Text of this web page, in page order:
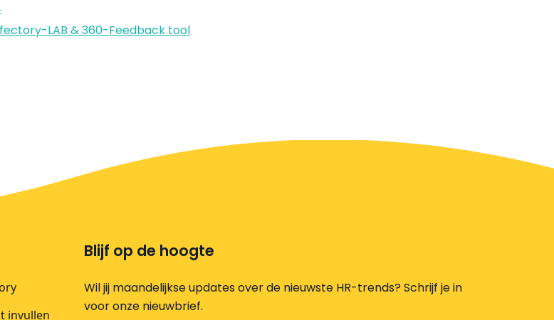
LAB & 360-Feedback tool
invullen
Blijf op de hoogte
Wil jij maandelijkse updates over de nieuwste HR-trends? Schrijf je in
voor onze nieuwbrief.